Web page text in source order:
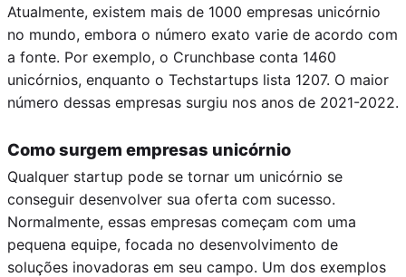
Atualmente, existem mais de 1000 empresas unicórnio
no mundo, embora o número exato varie de acordo com
a fonte. Por exemplo, o Crunchbase conta 1460
unicórnios, enquanto o Techstartups lista 1207. O maior
número dessas empresas surgiu nos anos de 2021-2022.
Como surgem empresas unicórnio
Qualquer startup pode se tornar um unicórnio se
conseguir desenvolver sua oferta com sucesso.
Normalmente, essas empresas começam com uma
pequena equipe, focada no desenvolvimento de
soluções inovadoras em seu campo. Um dos exemplos